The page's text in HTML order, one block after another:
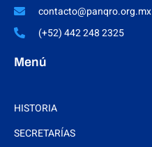
contacto@panqro.org.mx
(+52) 442 248 2325
Menú
HISTORIA
SECRETARÍAS